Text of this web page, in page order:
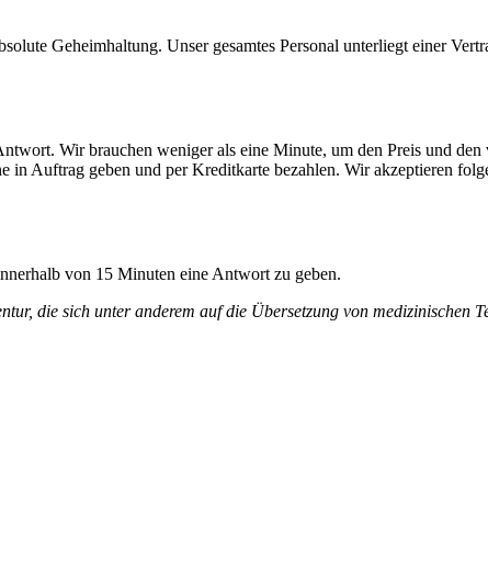
Geheimhaltung. Unser gesamtes Personal unterliegt einer
Wir brauchen weniger als eine Minute, um den Preis und
Auftrag geben und per Kreditkarte bezahlen. Wir akzeptieren
von 15 Minuten eine Antwort zu geben.
die sich unter anderem auf die Übersetzung von medizinischen